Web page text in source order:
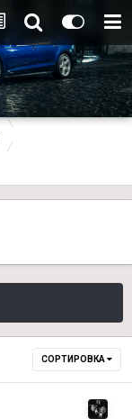
СОРТИРОВКА